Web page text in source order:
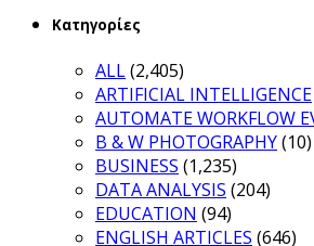
Κατηγορίες
ALL(2,405)
ARTIFICIAL INTELLIGENCE
AUTOMATE WORKFLOW
B & W PHOTOGRAPHY(10)
BUSINESS (1,235)
DATA ANALYSIS (204)
EDUCATION (94)
ENGLISH ARTICLES (646)